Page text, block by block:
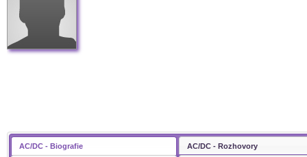
AC/DC - Biografie AC/DC - Rozhovory